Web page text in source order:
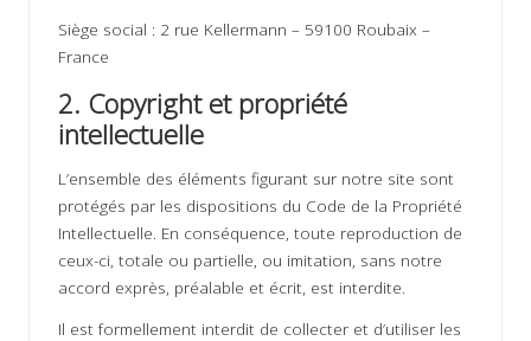
Siège social : 2 rue Kellermann – 59100 Roubaix –
France
2. Copyright et propriété
intellectuelle
L’ensemble des éléments figurant sur notre site sont
protégés par les dispositions du Code de la Propriété
Intellectuelle. En conséquence, toute reproduction de
ceux-ci, totale ou partielle, ou imitation, sans notre
accord exprès, préalable et écrit, est interdite.
Il est formellement interdit de collecter et d’utiliser les